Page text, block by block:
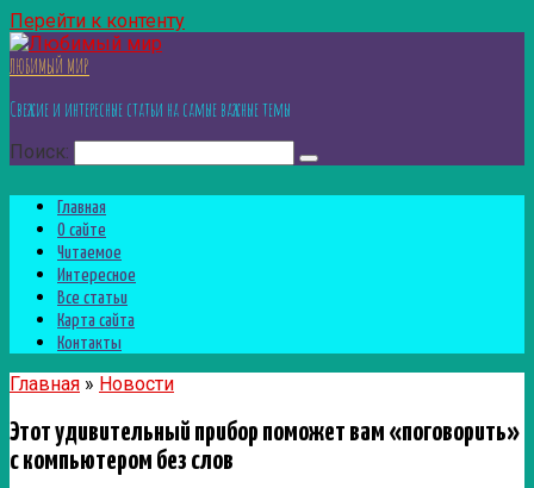
Перейти к контенту
ЛЮБИМЫЙ МИР
Свежие и интересные статьи на самые важные темы
Поиск:
Главная
О сайте
Читаемое
Интересное
Все статьи
Карта сайта
Контакты
Главная » Новости
Этот удивительный прибор поможет вам «поговорить»
с компьютером без слов